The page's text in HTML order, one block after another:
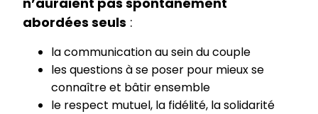
abordées seuls :
la communication au sein du couple
les questions à se poser pour mieux se
connaître et bâtir ensemble
le respect mutuel, la fidélité, la solidarité